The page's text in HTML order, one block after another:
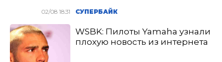
02/08 18:31 СУПЕРБАЙК
WSBK: Пилоты Yamaha узнали
плохую новость из интернета